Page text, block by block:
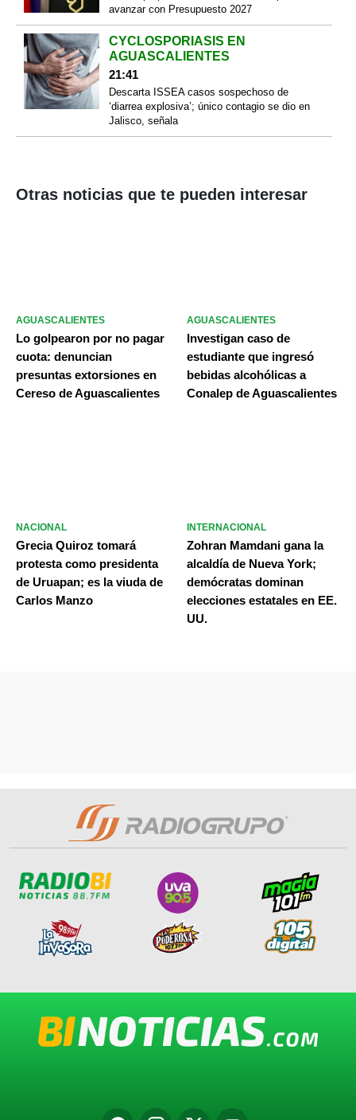
avanzar con Presupuesto 2027
CYCLOSPORIASIS EN
AGUASCALIENTES
21:41
Descarta ISSEA casos sospechoso de
‘diarrea explosiva’; único contagio se dio en
Jalisco, señala
Otras noticias que te pueden interesar
AGUASCALIENTES
Lo golpearon por no pagar
cuota: denuncian
presuntas extorsiones en
Cereso de Aguascalientes
AGUASCALIENTES
Investigan caso de
estudiante que ingresó
bebidas alcohólicas a
Conalep de Aguascalientes
NACIONAL
Grecia Quiroz tomará
protesta como presidenta
de Uruapan; es la viuda de
Carlos Manzo
INTERNACIONAL
Zohran Mamdani gana la
alcaldía de Nueva York;
demócratas dominan
elecciones estatales en EE.
UU.